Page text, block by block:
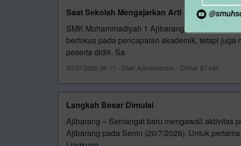
Saat Sekolah Mengajarkan Arti Sebuah
SMK Muhammadiyah 1 Ajibarang terus
berfokus pada pencapaian akademik, tetapi
peserta didik. Sa
30/07/2026 08:17 - Oleh Administrator - Dilihat 87 kali
Langkah Besar Dimulai
Ajibarang – Semangat baru mengawali aktivitas
Ajibarang pada Senin (20/7/2026). Untuk